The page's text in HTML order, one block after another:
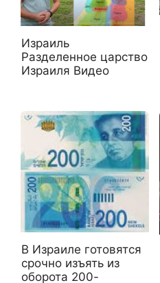
Израиль
Разделенное царство
Израиля Видео
В Израиле готовятся
срочно изъять из
оборота 200-